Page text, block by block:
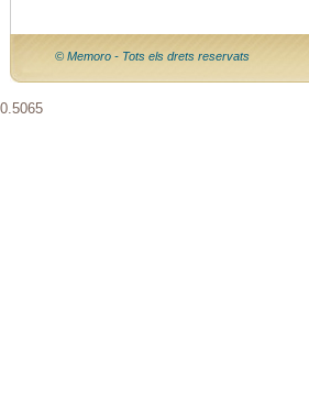
© Memoro - Tots els drets reservats
0.5065